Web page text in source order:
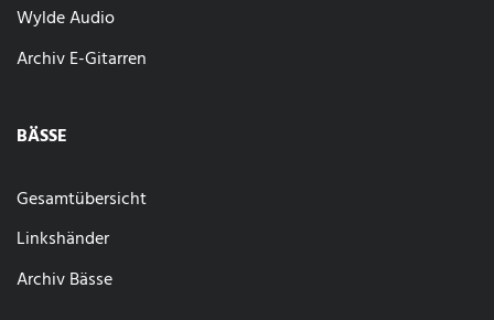
Wylde Audio
Archiv E-Gitarren
BÄSSE
Gesamtübersicht
Linkshänder
Archiv Bässe